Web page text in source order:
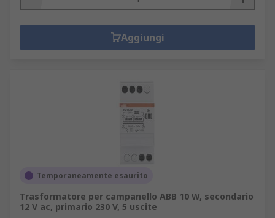
Aggiungi
Temporaneamente esaurito
Trasformatore per campanello ABB 10 W, secondario
12 V ac, primario 230 V, 5 uscite